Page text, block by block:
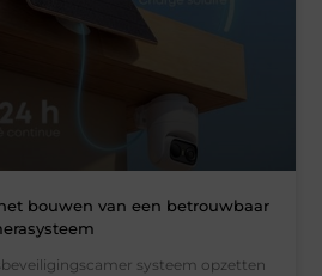
bouwen van een betrouwbaar
systeem opzetten